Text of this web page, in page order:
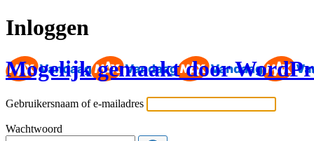
Inloggen
Mogelijk gemaakt door
Gebruikersnaam of e-mailadres
Wachtwoord